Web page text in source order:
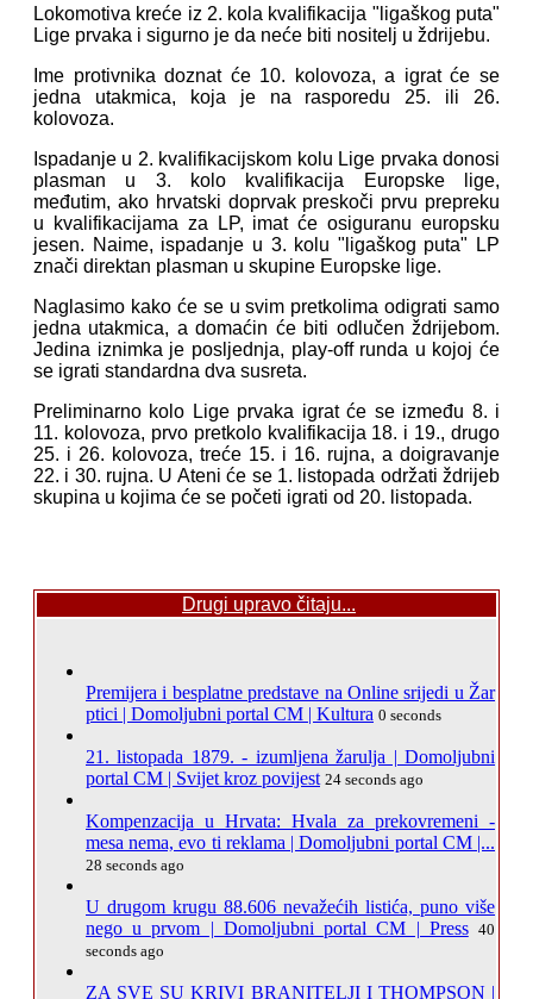
Lokomotiva kreće iz 2. kola kvalifikacija "ligaškog puta"
Lige prvaka i sigurno je da neće biti nositelj u ždrijebu.
Ime protivnika doznat će 10. kolovoza, a igrat će se
jedna utakmica, koja je na rasporedu 25. ili 26.
kolovoza.
Ispadanje u 2. kvalifikacijskom kolu Lige prvaka donosi
plasman u 3. kolo kvalifikacija Europske lige,
međutim, ako hrvatski doprvak preskoči prvu prepreku
u kvalifikacijama za LP, imat će osiguranu europsku
jesen. Naime, ispadanje u 3. kolu "ligaškog puta" LP
znači direktan plasman u skupine Europske lige.
Naglasimo kako će se u svim pretkolima odigrati samo
jedna utakmica, a domaćin će biti odlučen ždrijebom.
Jedina iznimka je posljednja, play-off runda u kojoj će
se igrati standardna dva susreta.
Preliminarno kolo Lige prvaka igrat će se između 8. i
11. kolovoza, prvo pretkolo kvalifikacija 18. i 19., drugo
25. i 26. kolovoza, treće 15. i 16. rujna, a doigravanje
22. i 30. rujna. U Ateni će se 1. listopada održati ždrijeb
skupina u kojima će se početi igrati od 20. listopada.
Drugi upravo čitaju...
Premijera i besplatne predstave na Online srijedi u Žar
ptici | Domoljubni portal CM | Kultura 0 seconds
21. listopada 1879. - izumljena žarulja | Domoljubni
portal CM | Svijet kroz povijest 24 seconds ago
Kompenzacija u Hrvata: Hvala za prekovremeni -
mesa nema, evo ti reklama | Domoljubni portal CM |...
28 seconds ago
U drugom krugu 88.606 nevažećih listića, puno više
nego u prvom | Domoljubni portal CM | Press 40
seconds ago
ZA SVE SU KRIVI BRANITELJI I THOMPSON |